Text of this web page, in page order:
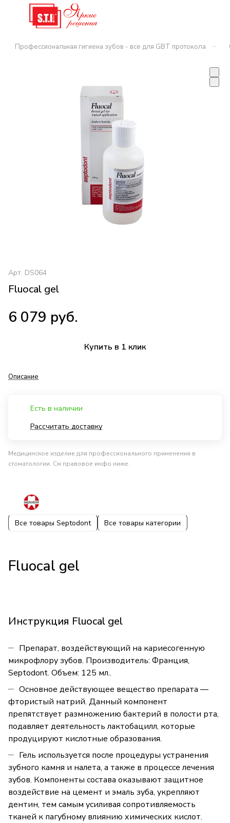
Профессиональная гигиена зубов - все для GBT протокола –
Арт. DS064
Fluocal gel
6 079 руб.
Купить в 1 клик
Описание
Есть в наличии
Рассчитать доставку
Медицинское изделие для профессионального применения в
стоматологии. См правовое инфо ниже.
Все товары Septodont Все товары категории
Fluocal gel
Инструкция Fluocal gel
Препарат, воздействующий на кариесогенную
микрофлору зубов. Производитель: Франция,
Septodont. Объем: 125 мл..
Основное действующее вещество препарата —
фтористый натрий. Данный компонент
препятствует размножению бактерий в полости рта,
подавляет деятельность лактобацилл, которые
продуцируют кислотные образования.
Гель используется после процедуры устранения
зубного камня и налета, а также в процессе лечения
зубов. Компоненты состава оказывают защитное
воздействие на цемент и эмаль зуба, укрепляют
дентин, тем самым усиливая сопротивляемость
тканей к пагубному влиянию химических кислот.